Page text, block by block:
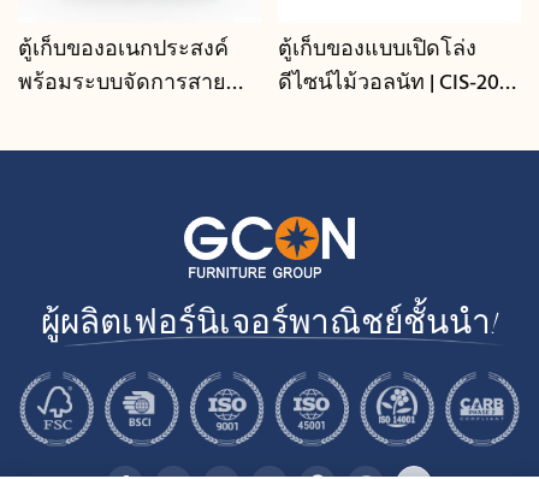
ตู้เก็บของอเนกประสงค์
พร้อมระบบจัดการสาย
ตู้เก็บของแบบเปิดโล่ง
ดีไซน์ไม้วอลนัท | CIS-207 -
ผู้ผลิตเฟอร์นิเจอร์พาณิชย์ชั้นนำ!